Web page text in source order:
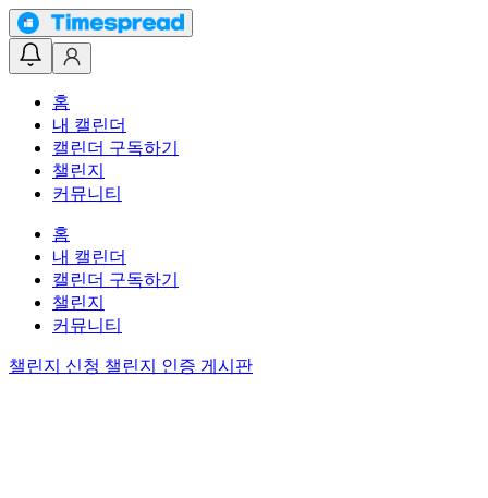
홈
내 캘린더
캘린더 구독하기
챌린지
커뮤니티
홈
내 캘린더
캘린더 구독하기
챌린지
커뮤니티
챌린지 신청 챌린지 인증 게시판